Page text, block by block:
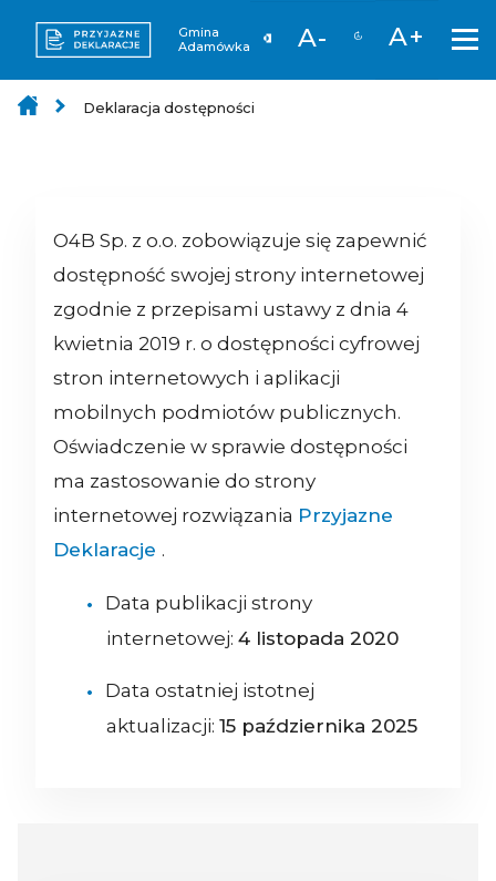
Gmina
Adamówka
A- A+
Deklaracja dostępności
O4B Sp. z o.o. zobowiązuje się zapewnić
dostępność swojej strony internetowej
zgodnie z przepisami ustawy z dnia 4
kwietnia 2019 r. o dostępności cyfrowej
stron internetowych i aplikacji
mobilnych podmiotów publicznych.
Oświadczenie w sprawie dostępności
ma zastosowanie do strony
internetowej rozwiązania Przyjazne
Deklaracje .
Data publikacji strony
internetowej: 4 listopada 2020
Data ostatniej istotnej
aktualizacji: 15 października 2025